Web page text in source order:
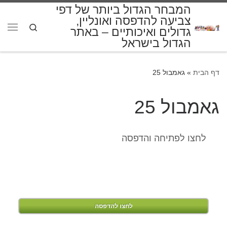
המבחר הגדול ביותר של דפי
צביעה להדפסה ואונליין,
גדולים ואיכותיים – באתר
הגדול בישראל
Search
דף הבית » גאמבול 25
גאמבול 25
לחצו לפתיחה והדפסה
לחצו להדפסה